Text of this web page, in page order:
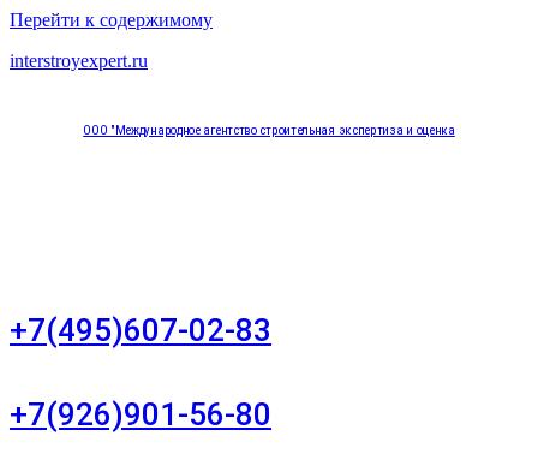
Перейти к содержимому
interstroyexpert.ru
ООО "Международное агентство строительная экспертиза и оценка
+7(495)607-02-83
+7(926)901-56-80